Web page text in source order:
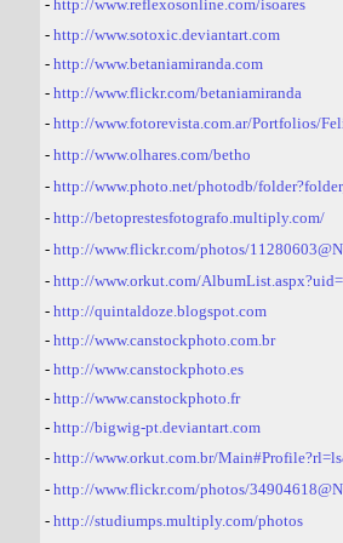
- http://www.reflexosonline.com/isoares
- http://www.sotoxic.deviantart.com
- http://www.betaniamiranda.com
- http://www.flickr.com/betaniamiranda
- http://www.fotorevista.com.ar/Portfolios/
- http://www.olhares.com/betho
- http://www.photo.net/photodb/
- http://betoprestesfotografo.multiply.com/
- http://www.flickr.com/photos/
- http://www.orkut.com/
- http://quintaldoze.blogspot.com
- http://www.canstockphoto.com.br
- http://www.canstockphoto.es
- http://www.canstockphoto.fr
- http://bigwig-pt.deviantart.com
- http://www.orkut.com.br/
- http://www.flickr.com/photos/
- http://studiumps.multiply.com/photos